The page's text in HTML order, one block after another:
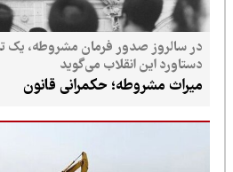
در سالروز صدور فرمان مشروطه، یک
دستاورد این انقلاب می‌گوید
میراث مشروطه؛ حکمرانی قانون